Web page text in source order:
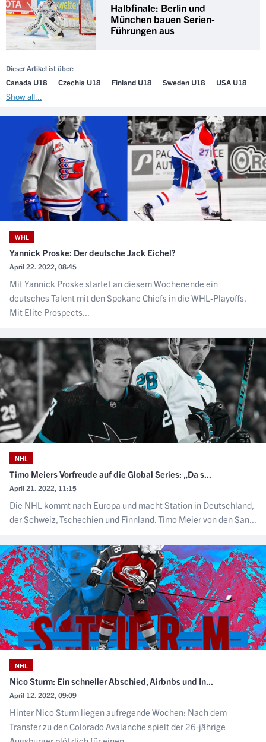
Halbfinale: Berlin und
München bauen Serien-
Führungen aus
Dieser Artikel ist über:
Canada U18 Czechia U18 Finland U18 Sweden U18 USA U18
Show all...
WHL
Yannick Proske: Der deutsche Jack Eichel?
April 22. 2022, 08:45
Mit Yannick Proske startet an diesem Wochenende ein
deutsches Talent mit den Spokane Chiefs in die WHL-Playoffs.
Mit Elite Prospects...
NHL
Timo Meiers Vorfreude auf die Global Series: „Da s...
April 21. 2022, 11:15
Die NHL kommt nach Europa und macht Station in Deutschland,
der Schweiz, Tschechien und Finnland. Timo Meier von den San...
NHL
Nico Sturm: Ein schneller Abschied, Airbnbs und In...
April 12. 2022, 09:09
Hinter Nico Sturm liegen aufregende Wochen: Nach dem
Transfer zu den Colorado Avalanche spielt der 26-jährige